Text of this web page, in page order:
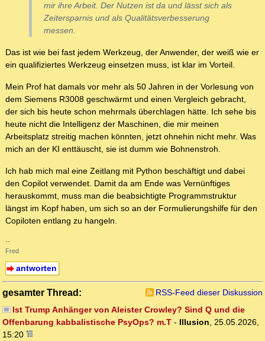
mir ihre Arbeit. Der Nutzen ist da und lässt sich als
Zeitersparnis und als Qualitätsverbesserung
messen.
Das ist wie bei fast jedem Werkzeug, der Anwender, der weiß wie er
ein qualifiziertes Werkzeug einsetzen muss, ist klar im Vorteil.
Mein Prof hat damals vor mehr als 50 Jahren in der Vorlesung von
dem Siemens R3008 geschwärmt und einen Vergleich gebracht,
der sich bis heute schon mehrmals überchlagen hätte. Ich sehe bis
heute nicht die Intelligenz der Maschinen, die mir meinen
Arbeitsplatz streitig machen könnten, jetzt ohnehin nicht mehr. Was
mich an der KI enttäuscht, sie ist dumm wie Bohnenstroh.
Ich hab mich mal eine Zeitlang mit Python beschäftigt und dabei
den Copilot verwendet. Damit da am Ende was Vernünftiges
herauskommt, muss man die beabsichtigte Programmstruktur
längst im Kopf haben, um sich so an der Formulierungshilfe für den
Copiloten entlang zu hangeln.
--
Fred
antworten
gesamter Thread:
RSS-Feed dieser Diskussion
Ist Trump Anhänger von Aleister Crowley? Sind Q und die
Offenbarung kabbalistische PsyOps? m.T - Illusion, 25.05.2026,
15:20